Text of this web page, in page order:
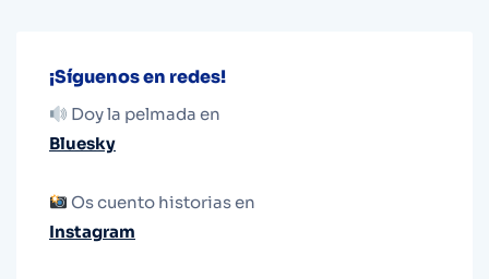
¡Síguenos en redes!
Doy la pelmada en
Bluesky
Os cuento historias en
Instagram